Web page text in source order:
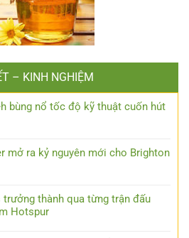
– KINH NGHIỆM
bùng nổ tốc độ kỹ thuật cuốn hút
mở ra kỷ nguyên mới cho Brighton
thành qua từng trận đấu
Hotspur